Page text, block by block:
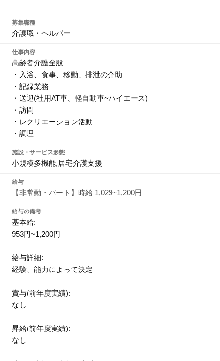
募集職種
介護職・ヘルパー
仕事内容
高齢者介護全般
・入浴、食事、移動、排泄の介助
・記録業務
・送迎(社用AT車、軽自動車~ハイエース)
・訪問
・レクリエーション活動
・調理
施設・サービス形態
小規模多機能,居宅介護支援
給与
【非常勤・パート】時給 1,029~1,200円
給与の備考
基本給:
953円~1,200円
給与詳細:
経験、能力によって決定
賞与(前年度実績):
なし
昇給(前年度実績):
なし